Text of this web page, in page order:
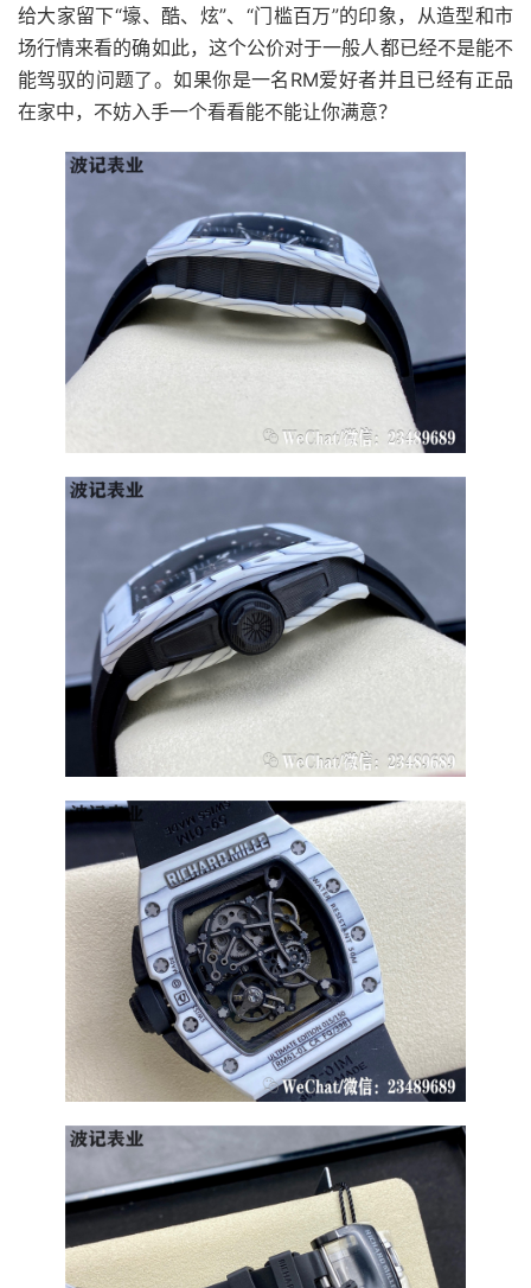
给大家留下“壕、酷、炫”、“门槛百万”的印象，从造型和市
场行情来看的确如此，这个公价对于一般人都已经不是能不
能驾驭的问题了。如果你是一名RM爱好者并且已经有正品
在家中，不妨入手一个看看能不能让你满意？